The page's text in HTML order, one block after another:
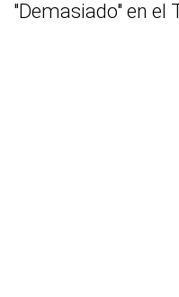
"Demasiado" en el